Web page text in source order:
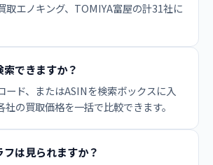
取エノキング、TOMIYA富屋の計31社に
できますか？
ード、またはASINを検索ボックスに入
社の買取価格を一括で比較できます。
は見られますか？